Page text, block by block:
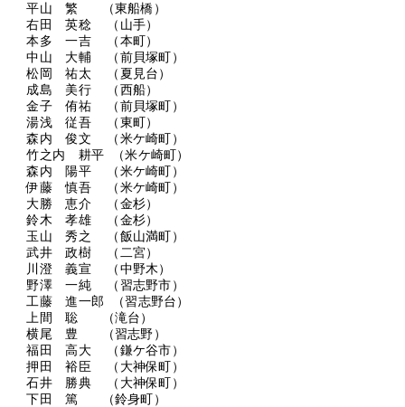
平山 繁 （東船橋）
右田 英稔 （山手）
本多 一吉 （本町）
中山 大輔 （前貝塚町）
松岡 祐太 （夏見台）
成島 美行 （西船）
金子 侑祐 （前貝塚町）
湯浅 従吾 （東町）
森内 俊文 （米ケ崎町）
竹之内 耕平 （米ケ崎町）
森内 陽平 （米ケ崎町）
伊藤 慎吾 （米ケ崎町）
大勝 恵介 （金杉）
鈴木 孝雄 （金杉）
玉山 秀之 （飯山満町）
武井 政樹 （二宮）
川澄 義宣 （中野木）
野澤 一純 （習志野市）
工藤 進一郎 （習志野台）
上間 聡 （滝台）
横尾 豊 （習志野）
福田 高大 （鎌ケ谷市）
押田 裕臣 （大神保町）
石井 勝典 （大神保町）
下田 篤 （鈴身町）